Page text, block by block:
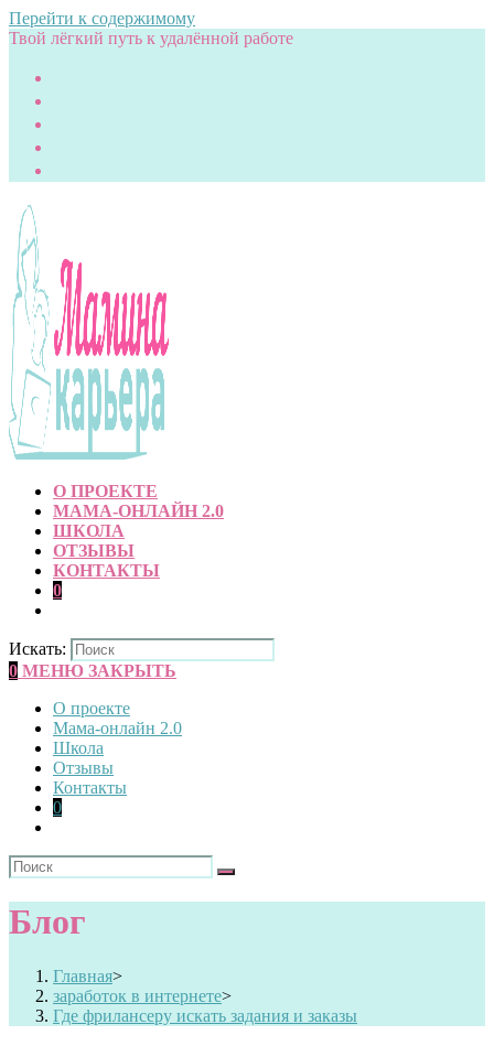
Перейти к содержимому
Твой лёгкий путь к удалённой работе
О ПРОЕКТЕ
МАМА-ОНЛАЙН 2.0
ШКОЛА
ОТЗЫВЫ
КОНТАКТЫ
0
Искать:
0 МЕНЮ ЗАКРЫТЬ
О проекте
Мама-онлайн 2.0
Школа
Отзывы
Контакты
0
Блог
Главная>
заработок в интернете>
Где фрилансеру искать задания и заказы